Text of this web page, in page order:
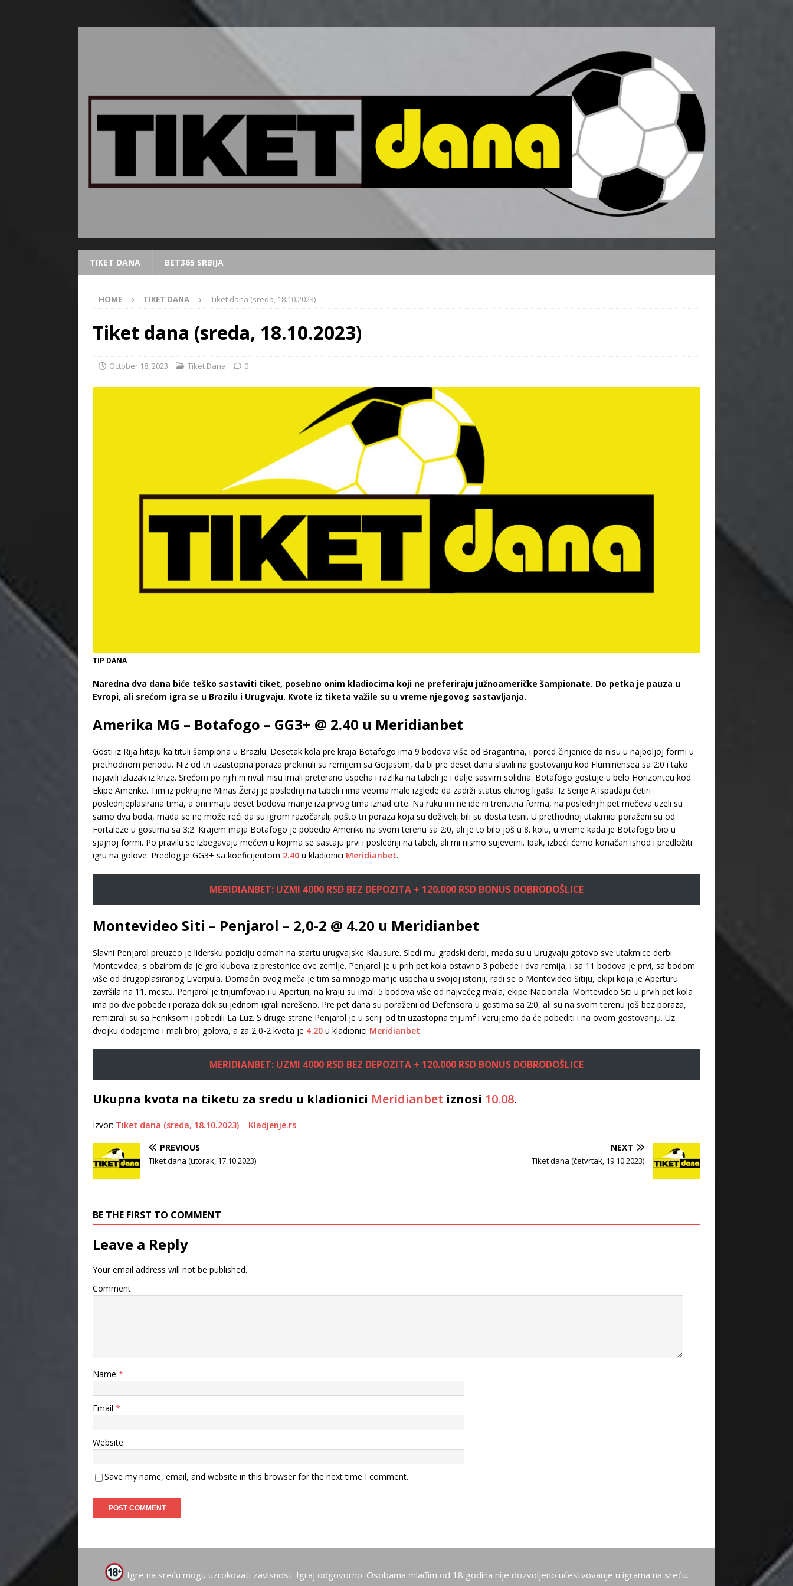
TIKET DANA BET365 SRBIJA
HOME TIKET DANA Tiket dana (sreda, 18.10.2023)
Tiket dana (sreda, 18.10.2023)
October 18, 2023 Tiket Dana 0
TIP DANA
Naredna dva dana biće teško sastaviti tiket, posebno onim kladiocima koji ne preferiraju južnoameričke šampionate. Do petka je pauza u
Evropi, ali srećom igra se u Brazilu i Urugvaju. Kvote iz tiketa važile su u vreme njegovog sastavljanja.
Amerika MG – Botafogo – GG3+ @ 2.40 u Meridianbet
Gosti iz Rija hitaju ka tituli šampiona u Brazilu. Desetak kola pre kraja Botafogo ima 9 bodova više od Bragantina, i pored činjenice da nisu u najboljoj formi u
prethodnom periodu. Niz od tri uzastopna poraza prekinuli su remijem sa Gojasom, da bi pre deset dana slavili na gostovanju kod Fluminensea sa 2:0 i tako
najavili izlazak iz krize. Srećom po njih ni rivali nisu imali preterano uspeha i razlika na tabeli je i dalje sasvim solidna. Botafogo gostuje u belo Horizonteu kod
Ekipe Amerike. Tim iz pokrajine Minas Žeraj je poslednji na tabeli i ima veoma male izglede da zadrži status elitnog ligaša. Iz Serije A ispadaju četiri
poslednjeplasirana tima, a oni imaju deset bodova manje iza prvog tima iznad crte. Na ruku im ne ide ni trenutna forma, na poslednjih pet mečeva uzeli su
samo dva boda, mada se ne može reći da su igrom razočarali, pošto tri poraza koja su doživeli, bili su dosta tesni. U prethodnoj utakmici poraženi su od
Fortaleze u gostima sa 3:2. Krajem maja Botafogo je pobedio Ameriku na svom terenu sa 2:0, ali je to bilo još u 8. kolu, u vreme kada je Botafogo bio u
sjajnoj formi. Po pravilu se izbegavaju mečevi u kojima se sastaju prvi i poslednji na tabeli, ali mi nismo sujeverni. Ipak, izbeći ćemo konačan ishod i predložiti
igru na golove. Predlog je GG3+ sa koeficijentom 2.40 u kladionici Meridianbet.
MERIDIANBET: UZMI 4000 RSD BEZ DEPOZITA + 120.000 RSD BONUS DOBRODOŠLICE
Montevideo Siti – Penjarol – 2,0-2 @ 4.20 u Meridianbet
Slavni Penjarol preuzeo je lidersku poziciju odmah na startu urugvajske Klausure. Sledi mu gradski derbi, mada su u Urugvaju gotovo sve utakmice derbi
Montevidea, s obzirom da je gro klubova iz prestonice ove zemlje. Penjarol je u prih pet kola ostavrio 3 pobede i dva remija, i sa 11 bodova je prvi, sa bodom
više od drugoplasiranog Liverpula. Domaćin ovog meča je tim sa mnogo manje uspeha u svojoj istoriji, radi se o Montevideo Sitiju, ekipi koja je Aperturu
završila na 11. mestu. Penjarol je trijumfovao i u Aperturi, na kraju su imali 5 bodova više od najvećeg rivala, ekipe Nacionala. Montevideo Siti u prvih pet kola
ima po dve pobede i poraza dok su jednom igrali nerešeno. Pre pet dana su poraženi od Defensora u gostima sa 2:0, ali su na svom terenu još bez poraza,
remizirali su sa Feniksom i pobedili La Luz. S druge strane Penjarol je u seriji od tri uzastopna trijumf i verujemo da će pobediti i na ovom gostovanju. Uz
dvojku dodajemo i mali broj golova, a za 2,0-2 kvota je 4.20 u kladionici Meridianbet.
MERIDIANBET: UZMI 4000 RSD BEZ DEPOZITA + 120.000 RSD BONUS DOBRODOŠLICE
Ukupna kvota na tiketu za sredu u kladionici Meridianbet iznosi 10.08.
Izvor: Tiket dana (sreda, 18.10.2023) – Kladjenje.rs.
PREVIOUS
Tiket dana (utorak, 17.10.2023)
NEXT
Tiket dana (četvrtak, 19.10.2023)
BE THE FIRST TO COMMENT
Leave a Reply
Your email address will not be published.
Comment
Name *
Email *
Website
Save my name, email, and website in this browser for the next time I comment.
Igre na sreću mogu uzrokovati zavisnost. Igraj odgovorno. Osobama mlađim od 18 godina nije dozvoljeno učestvovanje u igrama na sreću.